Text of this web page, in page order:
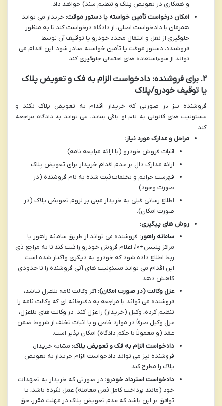
و همکاری در تعویض پلاک و تنظیم سند) خواهد داد.
امکان درخواست تأمین خواسته یا دستور موقت: خریدار می تواند
همزمان با دادخواست اصلی، از دادگاه درخواست کند تا به منظور
جلوگیری از نقل و انتقال مجدد خودرو یا توقیف آن توسط
فروشنده، دستور موقت یا تأمین خواسته صادر شود. این اقدام می
تواند از سوءاستفاده های احتمالی جلوگیری کند.
۲. برای فروشنده: دادخواست الزام به فک و تعویض پلاک
یا توقیف خودرو/پلاک
فروشنده نیز در صورتی که خریدار اقدام به تعویض پلاک نکند و
مسئولیت های قانونی به نام او باقی بماند، می تواند به دادگاه مراجعه
کند.
مراحل و مدارک مورد نیاز:
اثبات فروش خودرو (با ارائه مبایعه نامه).
ارائه مدارک دال بر عدم اقدام خریدار برای تعویض پلاک.
فهرست جرایم و تخلفات ثبت شده به نام فروشنده (در
صورت وجود).
اطلاع رسانی قبلی به خریدار مبنی بر لزوم تعویض پلاک (در
صورت امکان).
روش های پیگیری:
سامانه راهور: فروشنده می تواند از طریق سامانه راهور یا
مراکز پلیس+۱۰،
اعلام فروش خودرو را ثبت کند تا به مراجع ذی
ربط اطلاع داده شود که خودرو به دیگری واگذار شده است.
این اقدام می تواند مسئولیت های آتی فروشنده را تا حدودی
کاهش دهد.
عزل وکالت (در صورت امکان): اگر وکالت نامه بلاعزل نباشد،
فروشنده می تواند با مراجعه به دفترخانه ای که وکالت نامه را
تنظیم کرده، وکیل (خریدار) را عزل کند. در وکالت های بلاعزل،
عزل وکیل صرفاً در موارد خاص و با اثبات تخلف از شروط ضمن
عقد (و معمولاً با حکم دادگاه) امکان پذیر است.
دادخواست الزام به فک و تعویض پلاک: مشابه خریدار،
فروشنده نیز می تواند دادخواست الزام خریدار به تعویض
پلاک را مطرح کند.
دادخواست استرداد خودرو: در صورتی که خریدار به تعهدات
خود (مانند پرداخت کامل ثمن معامله) عمل نکرده باشد، یا
توافق بر این باشد که عدم تعویض پلاک در مهلت مقرر، حق